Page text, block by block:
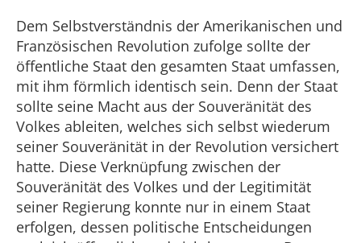
Dem Selbstverständnis der Amerikanischen und
Französischen Revolution zufolge sollte der
öffentliche Staat den gesamten Staat umfassen,
mit ihm förmlich identisch sein. Denn der Staat
sollte seine Macht aus der Souveränität des
Volkes ableiten, welches sich selbst wiederum
seiner Souveränität in der Revolution versichert
hatte. Diese Verknüpfung zwischen der
Souveränität des Volkes und der Legitimität
seiner Regierung konnte nur in einem Staat
erfolgen, dessen politische Entscheidungen